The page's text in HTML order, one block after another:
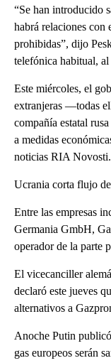
“Se han introducido
habrá relaciones con
prohibidas”, dijo
telefónica habitual,
Este miércoles, el
extranjeras —todas
compañía estatal
a medidas
noticias RIA Novosti.
Ucrania corta flujo
Entre las empresas
Germania GmbH,
operador de la parte
El vicecanciller
declaró este jueves
alternativos a
Anoche Putin
gas europeos serán